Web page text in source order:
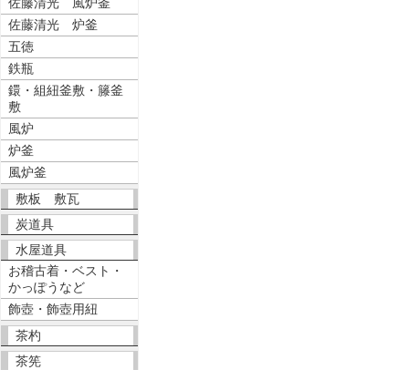
佐藤清光 風炉釜
佐藤清光 炉釜
五徳
鉄瓶
鐶・組紐釜敷・籐釜
敷
風炉
炉釜
風炉釜
敷板 敷瓦
炭道具
水屋道具
お稽古着・ベスト・
かっぽうなど
飾壺・飾壺用紐
茶杓
茶筅